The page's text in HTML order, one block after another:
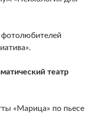
фотолюбителей
театр
«Марица» по пьесе